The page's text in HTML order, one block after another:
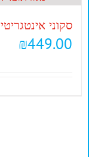
סקוני אינטגריטי 2 נשים
₪449.00